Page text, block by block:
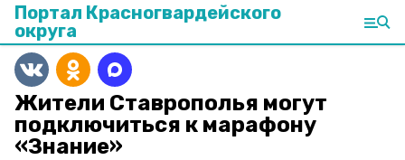
Портал Красногвардейского
округа
Жители Ставрополья могут
подключиться к марафону
«Знание»